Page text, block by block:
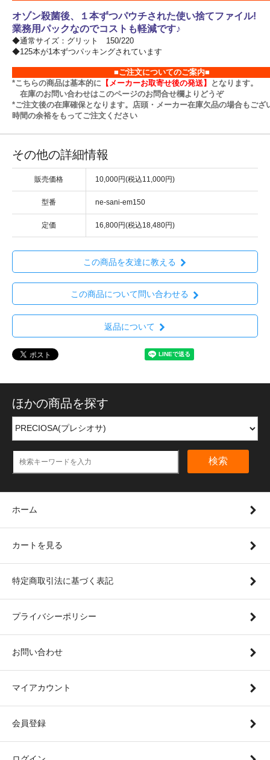
オゾン殺菌後、１本ずつパウチされた使い捨てファイル!
業務用パックなのでコストも軽減です♪
◆通常サイズ：グリット 150/220
◆125本が1本ずつパッキングされています
■ご注文についてのご案内■
*こちらの商品は基本的に 【メーカーお取寄せ後の発送】
となります。
在庫のお問い合わせはこのページのお問合せ欄よりどうぞ
*ご注文後の在庫確保となります。店頭・メーカー在庫欠品の場合もござ
時間の余裕をもってご注文ください
その他の詳細情報
販売価格 10,000円(税込11,000円)
型番 ne-sani-em150
定価 16,800円(税込18,480円)
この商品を友達に教える
この商品について問い合わせる
返品について
ほかの商品を探す
検索
ホーム
カートを見る
特定商取引法に基づく表記
プライバシーポリシー
お問い合わせ
マイアカウント
会員登録